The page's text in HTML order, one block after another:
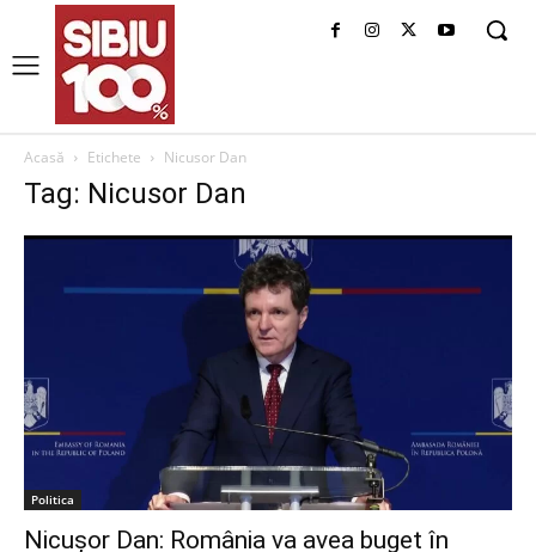
Acasă Etichete Nicusor Dan
Tag: Nicusor Dan
Politica
Nicușor Dan: România va avea buget în